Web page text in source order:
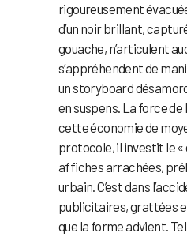
rigoureusement
d’un noir brillant,
gouache, n’articulent
s’appréhendent de
un storyboard
en suspens. La force de
cette économie de
protocole, il investit le «
affiches arrachées,
urbain. C’est dans
publicitaires, grattées
que la forme advient.